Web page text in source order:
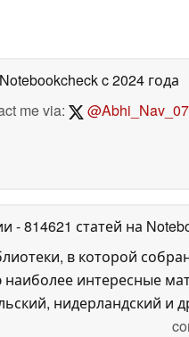
c 2024 года
me via:
@Abhi_Nav_07
- 814621 статей на
в которой
интересные
нидерландский и